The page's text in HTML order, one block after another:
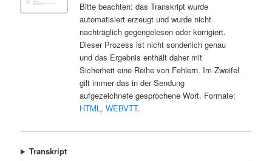
Bitte beachten: das Transkript wurde
automatisiert erzeugt und wurde nicht
nachträglich gegengelesen oder korrigiert.
Dieser Prozess ist nicht sonderlich genau
und das Ergebnis enthält daher mit
Sicherheit eine Reihe von Fehlern. Im Zweifel
gilt immer das in der Sendung
aufgezeichnete gesprochene Wort. Formate:
HTML, WEBVTT.
Transkript